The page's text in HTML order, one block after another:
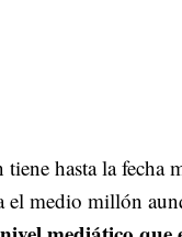
hasta la fecha
el medio millón